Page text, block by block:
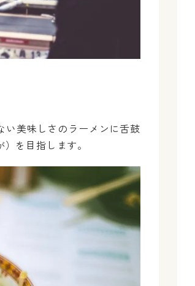
い美味しさのラーメンに舌鼓
を目指します。